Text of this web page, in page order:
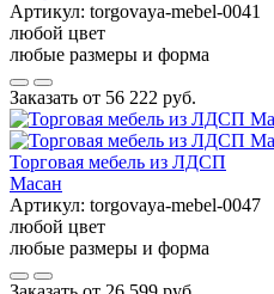
Артикул: torgovaya-mebel-0041
любой цвет
любые размеры и форма
Заказать от 56 222 руб.
Торговая мебель из ЛДСП
Масан
Артикул: torgovaya-mebel-0047
любой цвет
любые размеры и форма